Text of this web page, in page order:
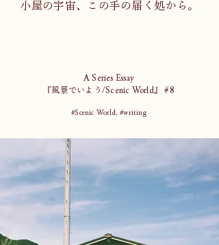
小屋の宇宙、この手の届く処から。
A Series Essay
『風景でいよう/Scenic World』 #8
#Scenic World, #writing